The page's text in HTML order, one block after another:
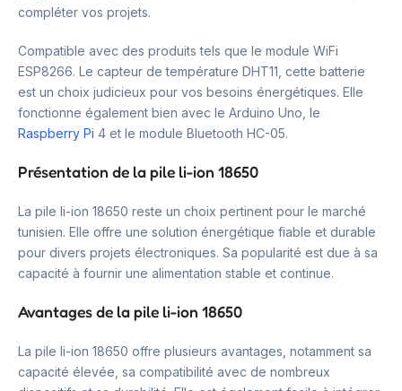
compléter vos projets.
Compatible avec des produits tels que le module WiFi
ESP8266. Le capteur de température DHT11, cette batterie
est un choix judicieux pour vos besoins énergétiques. Elle
fonctionne également bien avec le Arduino Uno, le
Raspberry Pi 4 et le module Bluetooth HC-05.
Présentation de la pile li-ion 18650
La pile li-ion 18650 reste un choix pertinent pour le marché
tunisien. Elle offre une solution énergétique fiable et durable
pour divers projets électroniques. Sa popularité est due à sa
capacité à fournir une alimentation stable et continue.
Avantages de la pile li-ion 18650
La pile li-ion 18650 offre plusieurs avantages, notamment sa
capacité élevée, sa compatibilité avec de nombreux